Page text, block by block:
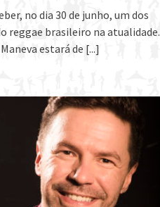
no dia 30 de junho, um dos
reggae brasileiro na atualidade.
estará de [...]